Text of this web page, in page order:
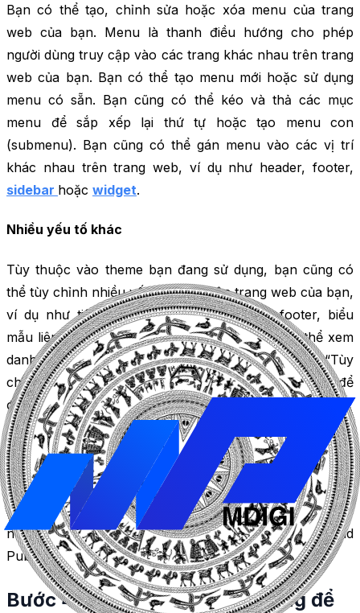
Bạn có thể tạo, chỉnh sửa hoặc xóa menu của trang
web của bạn. Menu là thanh điều hướng cho phép
người dùng truy cập vào các trang khác nhau trên trang
web của bạn. Bạn có thể tạo menu mới hoặc sử dụng
menu có sẵn. Bạn cũng có thể kéo và thả các mục
menu để sắp xếp lại thứ tự hoặc tạo menu con
(submenu). Bạn cũng có thể gán menu vào các vị trí
khác nhau trên trang web, ví dụ như header, footer,
sidebar hoặc widget.
Nhiều yếu tố khác
Tùy thuộc vào theme bạn đang sử dụng, bạn cũng có
thể tùy chỉnh nhiều yếu tố khác trên trang web của bạn,
ví dụ như tiêu đề, banner, slider, widget, footer, biểu
mẫu liên hệ, bản đồ và nhiều hơn nữa. Bạn có thể xem
danh sách các yếu tố có thể tùy chỉnh trong phần “Tùy
chỉnh” hoặc “Giao diện” và sử dụng các tùy chọn để
điều chỉnh chúng theo ý muốn của bạn.
Sau khi tùy chỉnh xong các yếu tố giao diện, bạn có thể
xem lại kết quả bằng cách nhấn vào nút “Xem trước”
(Preview) hoặc “Xem” (View). Nếu bạn hài lòng với kết
quả, bạn có thể lưu lại các thiết lập bằng cách nhấn vào
nút “Lưu” (Save) hoặc “Lưu và xuất bản” (Save and
Publish).
Bước 4: Sử dụng trình tạo trang để